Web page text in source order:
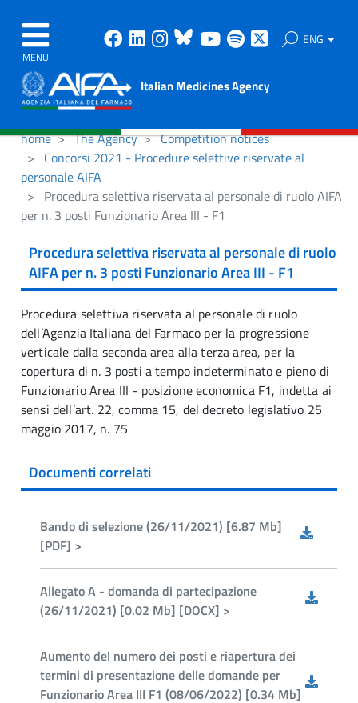
MENU
Facebook
Linkedin
Instagram
Bluesky
Youtube
Spotify ENG
Italian Medicines Agency
home The Agency
Competition notices
Concorsi 2021 - Procedure selettive riservate al
personale AIFA
Procedura selettiva riservata al personale di ruolo AIFA
per n. 3 posti Funzionario Area III - F1
Procedura selettiva riservata al personale di ruolo
AIFA per n. 3 posti Funzionario Area III - F1
Procedura selettiva riservata al personale di ruolo
dell’Agenzia Italiana del Farmaco per la progressione
verticale dalla seconda area alla terza area, per la
copertura di n. 3 posti a tempo indeterminato e pieno di
Funzionario Area III - posizione economica F1, indetta ai
sensi dell’art. 22, comma 15, del decreto legislativo 25
maggio 2017, n. 75
Documenti correlati
Bando di selezione (26/11/2021) [6.87 Mb]
[PDF] >
Allegato A - domanda di partecipazione
(26/11/2021) [0.02 Mb] [DOCX] >
Aumento del numero dei posti e riapertura dei
termini di presentazione delle domande per
Funzionario Area III F1 (08/06/2022) [0.34 Mb]